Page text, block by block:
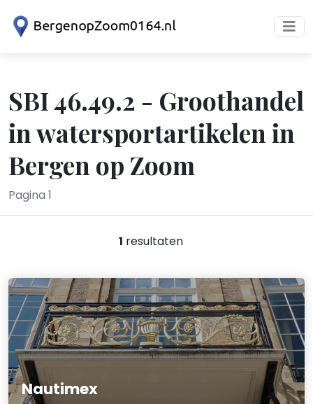
SBI 46.49.2 - Groothandel
in watersportartikelen in
Bergen op Zoom
Pagina 1
1 resultaten
Nautimex